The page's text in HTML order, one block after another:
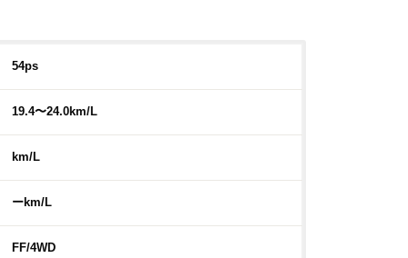
54ps
19.4〜24.0km/L
km/L
ーkm/L
FF/4WD